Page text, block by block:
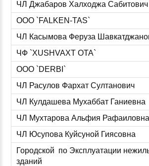
ЧЛ Джабаров Халходжа Сабитович
ООО `FALKEN-TAS`
ЧЛ Касымова Феруза
ЧФ `XUSHVAXT OTA`
ООО `DERBI`
ЧЛ Расулов Фархат Султанович
ЧЛ Кулдашева Мухаббат Ганиевна
ЧЛ Мухтарова Альфия Рафаиловна
ЧЛ Юсупова Куйсуной Гиясовна
Городской по Эксплуатации
зданий